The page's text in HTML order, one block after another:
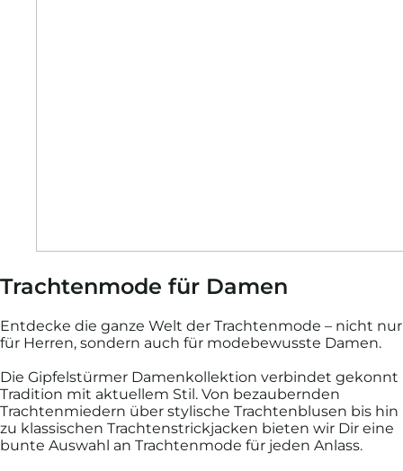
Trachtenmode für Damen
Entdecke die ganze Welt der Trachtenmode – nicht nur
für Herren, sondern auch für modebewusste Damen.
Die Gipfelstürmer Damenkollektion verbindet gekonnt
Tradition mit aktuellem Stil. Von bezaubernden
Trachtenmiedern über stylische Trachtenblusen bis hin
zu klassischen Trachtenstrickjacken bieten wir Dir eine
bunte Auswahl an Trachtenmode für jeden Anlass.